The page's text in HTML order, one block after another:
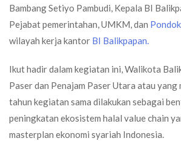
Bambang Setiyo Pambudi, Kepala BI
Pejabat pemerintahan, UMKM, dan
wilayah kerja kantor BI Balikpapan.
Ikut hadir dalam kegiatan ini, Walikota
Paser dan Penajam Paser Utara atau yang
tahun kegiatan sama dilakukan sebagai
peningkatan ekosistem halal value chain
masterplan ekonomi syariah Indonesia.